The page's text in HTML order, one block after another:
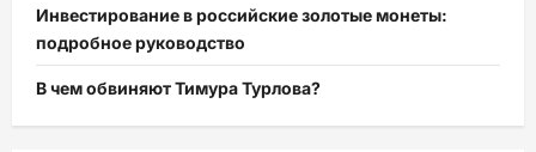
Инвестирование в российские золотые монеты:
подробное руководство
В чем обвиняют Тимура Турлова?